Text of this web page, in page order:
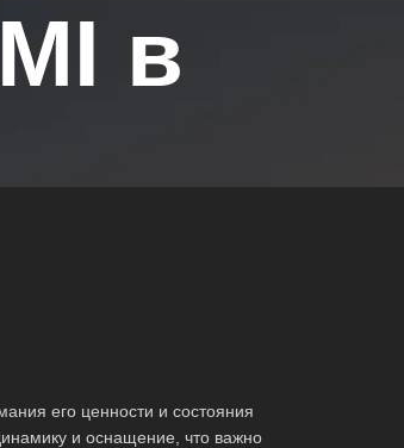
в
его ценности и состояния
и оснащение, что важно